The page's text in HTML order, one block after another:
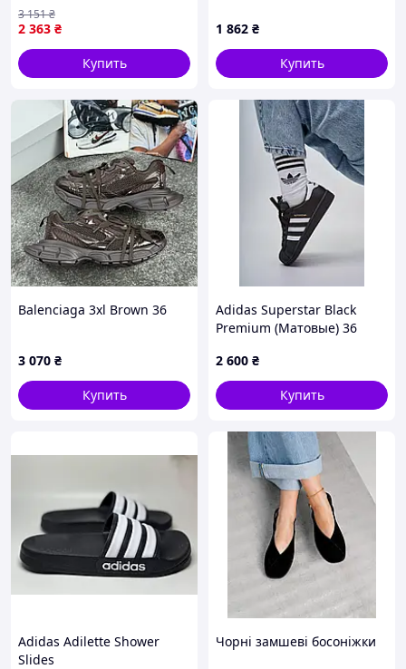
(710445B-24-38)
2 363 ₴
3 151₴
Купить
1 862 ₴
Купить
Balenciaga 3xl Brown 36
3 070 ₴
Купить
Adidas Superstar Black
Premium (Матовые) 36
2 600 ₴
Купить
Adidas Adilette Shower
Slides
Чорні замшеві босоніжки